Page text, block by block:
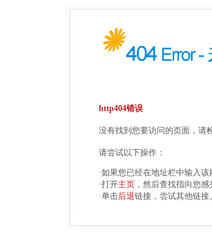
http404错误
没有找到您要访问的页面，请
请尝试以下操作：
·如果您已经在地址栏中输入
·打开主页 ，然后查找指向您感
·单击后退链接，尝试其他链接。